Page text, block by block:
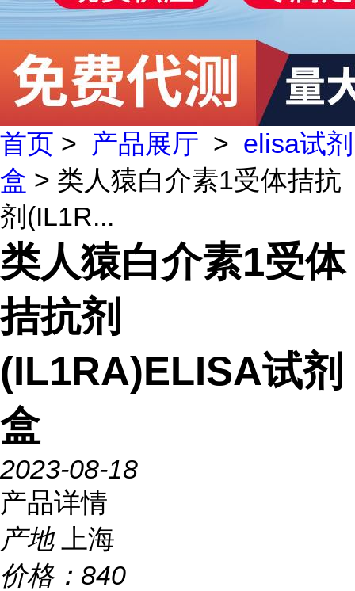
首页 > 产品展厅 > elisa试剂
盒 > 类人猿白介素1受体拮抗
剂(IL1R...
类人猿白介素1受体
拮抗剂
(IL1RA)ELISA试剂
盒
2023-08-18
产品详情
产地
上海
价格： 840